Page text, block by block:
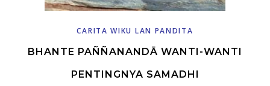
CARITA WIKU LAN PANDITA
BHANTE PAÑÑANANDĀ WANTI-WANTI
PENTINGNYA SAMADHI